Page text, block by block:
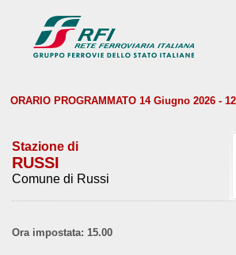
ORARIO PROGRAMMATO 14 Giugno 2026 -
Stazione di
RUSSI
Comune di Russi
Ora impostata: 15.00